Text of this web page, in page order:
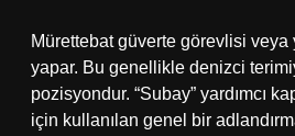
Mürettebat güverte görevlisi veya
yapar. Bu genellikle denizci
pozisyondur. “Subay” yardımcı
için kullanılan genel bir